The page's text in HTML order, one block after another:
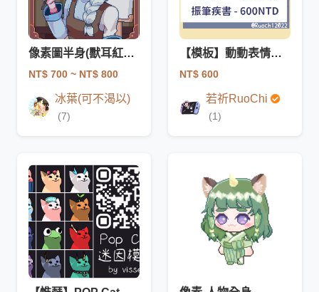
像素圖半身(獸耳紅茶館-仿官)
NT$ 700 ~ NT$ 800
冰葉(可不渴以)
(7)
【模板】動動表情符號-振筆疾書
NT$ 600
若祈RuoChi
(1)